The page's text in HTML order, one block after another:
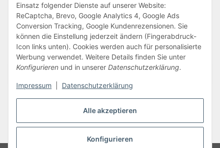
Alle akzeptieren
Konfigurieren
Einsatz folgender Dienste auf unserer Website:
ReCaptcha, Brevo, Google Analytics 4, Google Ads
Conversion Tracking, Google Kundenrezensionen. Sie
können die Einstellung jederzeit ändern (Fingerabdruck-
Icon links unten). Cookies werden auch für personalisierte
Werbung verwendet. Weitere Details finden Sie unter
Konfigurieren und in unserer Datenschutzerklärung.
Impressum Datenschutzerklärung
Vertrag widerrufen
* Alle Preise inkl. gesetzlicher USt., zzgl.